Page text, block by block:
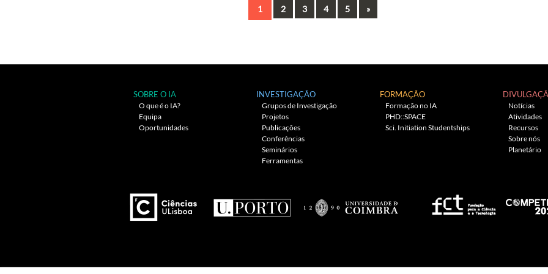
1 2 3 4 5 Next
»
SOBRE O IA
O que é o IA?
Equipa
Oportunidades
INVESTIGAÇÃO
Grupos de Investigação
Projetos
Publicações
Conferências
Seminários
Ferramentas
FORMAÇÃO
Formação no IA
PHD::SPACE
Sci. Initiation Studentships
Notícias
Atividades
Recursos
Sobre nós
Planetário